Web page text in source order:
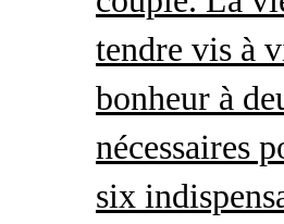
tendre vis à
bonheur à
nécessaires
six